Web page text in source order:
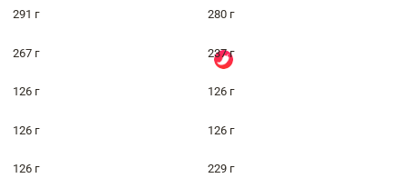
291 г 280 г
267 г 237 г
126 г 126 г
126 г 126 г
126 г 229 г